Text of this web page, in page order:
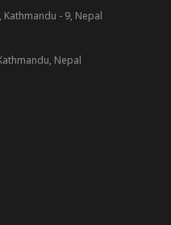
- 9, Nepal
Nepal